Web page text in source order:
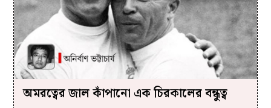
অমরত্বের জাল কাঁপানো এক চিরকালের বন্ধুত্ব